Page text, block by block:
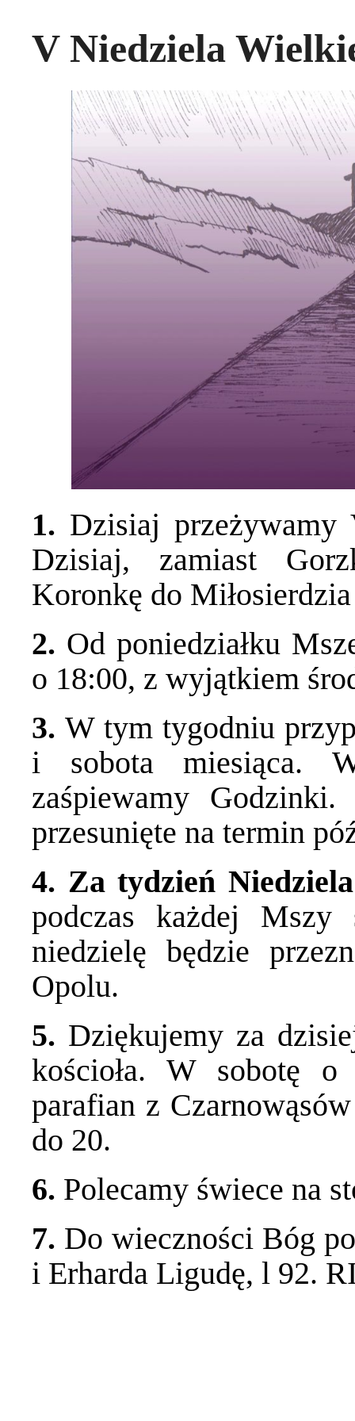
V Niedziela
1. Dzisiaj przeżywamy
Dzisiaj, zamiast
Koronkę do
2. Od poniedziałku
o 18:00, z wyjątkiem
3. W tym tygodniu
i sobota miesiąca.
zaśpiewamy
przesunięte na termin
4. Za tydzień
podczas każdej Mszy
niedzielę będzie
Opolu.
5. Dziękujemy za
kościoła. W sobotę
parafian z
do 20.
6. Polecamy świece na
7. Do wieczności Bóg
i Erharda Ligudę, l 92.